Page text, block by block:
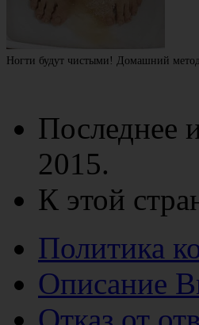
Ногти будут чистыми! Домашний
Последнее
2015.
К этой
Политика
Описание